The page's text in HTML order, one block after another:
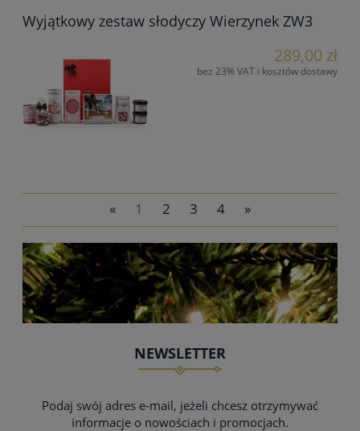
Wyjątkowy zestaw słodyczy Wierzynek ZW3
289,00 zł
bez 23% VAT i kosztów dostawy
« 1 2 3 4 »
NEWSLETTER
Podaj swój adres e-mail, jeżeli chcesz otrzymywać
informacje o nowościach i promocjach.